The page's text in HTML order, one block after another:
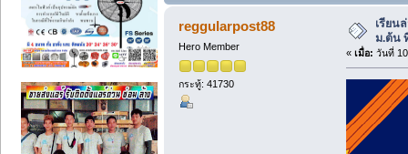
reggularpost88
Hero Member
กระทู้: 41730
เรียน
ม.ต้น
« เมื่อ: วันที่